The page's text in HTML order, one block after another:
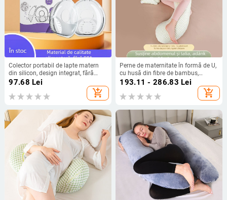
Colector portabil de lapte matern
din silicon, design integrat, fără
scurgeri, pentru perioada de lactație
97.68 Lei
add_shopping_cart
Perne de maternitate în formă de U,
cu husă din fibre de bambus,
greutate 1,1–1,5 kg, umplutură cod
193.11 - 286.83 Lei
add_shopping_cart